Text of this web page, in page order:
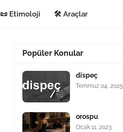
📜 Etimoloji 🛠️ Araçlar
Popüler Konular
dispeç
Temmuz 04, 2025
orospu
Ocak 11, 2023